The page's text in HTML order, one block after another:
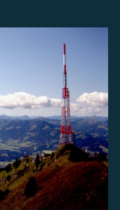
den
Grünten
auf
den
Berg
im
Allgäu